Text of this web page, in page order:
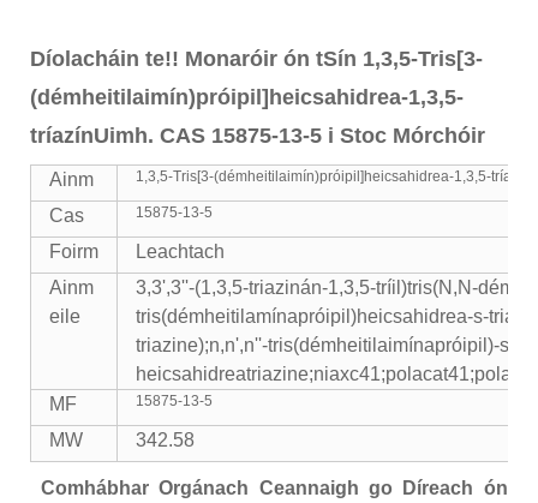
Díolacháin te!! Monaróir ón tSín 1,3,5-Tris[3-
(démheitilaimín)próipil]heicsahidrea-1,3,5-
tríazínUimh. CAS 15875-13-5 i Stoc Mórchóir
Ainm 1,3,5-Tris[3-(démheitilaimín)próipil]heicsahidrea-1,3,5-tríazín
Cas 15875-13-5
Foirm
Leachtach
Ainm
eile
3,3',3''-(1,3,5-triazinán-1,3,5-tríil)tris(N,N-
tris(démheitilamínapróipil)heicsahidrea-s-
triazine);n,n',n''-tris(démheitilaimínapróipil)-s-
MF
15875-13-5
MW 342.58
Comhábhar Orgánach Ceannaigh go Díreach ón